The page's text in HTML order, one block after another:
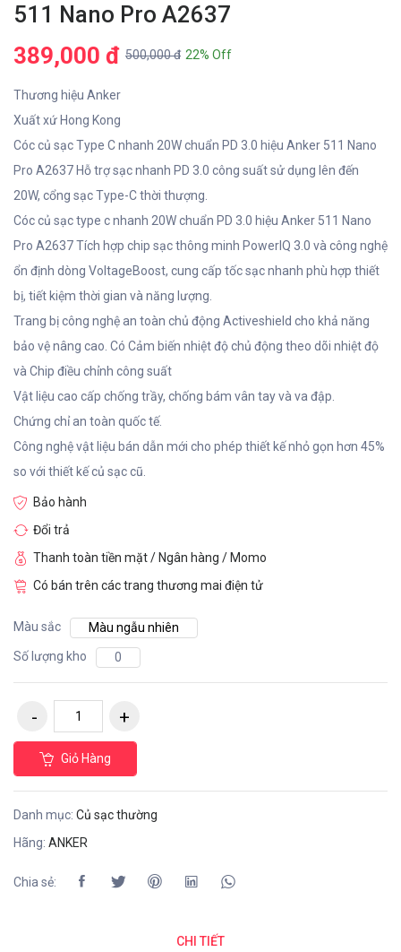
511 Nano Pro A2637
389,000 đ 500,000 đ 22% Off
Thương hiệu Anker
Xuất xứ Hong Kong
Cóc củ sạc Type C nhanh 20W chuẩn PD 3.0 hiệu Anker 511 Nano
Pro A2637 Hỗ trợ sạc nhanh PD 3.0 công suất sử dụng lên đến
20W, cổng sạc Type-C thời thượng.
Cóc củ sạc type c nhanh 20W chuẩn PD 3.0 hiệu Anker 511 Nano
Pro A2637 Tích hợp chip sạc thông minh PowerIQ 3.0 và công nghệ
ổn định dòng VoltageBoost, cung cấp tốc sạc nhanh phù hợp thiết
bị, tiết kiệm thời gian và năng lượng.
Trang bị công nghệ an toàn chủ động Activeshield cho khả năng
bảo vệ nâng cao. Có Cảm biến nhiệt độ chủ động theo dõi nhiệt độ
và Chip điều chỉnh công suất
Vật liệu cao cấp chống trầy, chống bám vân tay và va đập.
Chứng chỉ an toàn quốc tế.
Công nghệ vật liệu bán dẫn mới cho phép thiết kế nhỏ gọn hơn 45%
so với thiết kế củ sạc cũ.
Bảo hành
Đổi trả
Thanh toàn tiền mặt / Ngân hàng / Momo
Có bán trên các trang thương mai điện tử
Màu sắc
Màu ngẫu nhiên
Số lượng kho
0
Giỏ Hàng
Danh mục: Củ sạc thường
Hãng: ANKER
Chia sẻ:
CHI TIẾT